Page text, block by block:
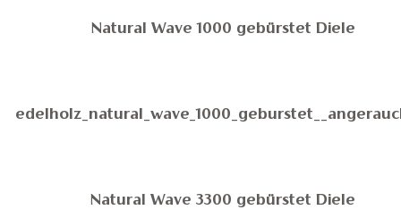
Natural Wave 1000 gebürstet Diele
Natural Wave 3300 gebürstet Diele